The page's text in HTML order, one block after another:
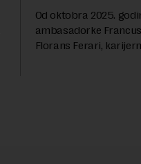
Od oktobra 2025.
ambasadorke
Florans Ferari,